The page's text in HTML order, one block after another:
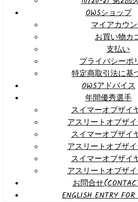
OWSショップ
マイアカウ
お買い物カ
支払い
プライバシーポ
特定商取引法に基
OWSアドバイス
年間優秀選手
スイマーオブザイ
アスリートオブザ
スイマーオブザイ
アスリートオブザ
スイマーオブザイ
アスリートオブザ
お問合せ
ENGLISH ENTRY